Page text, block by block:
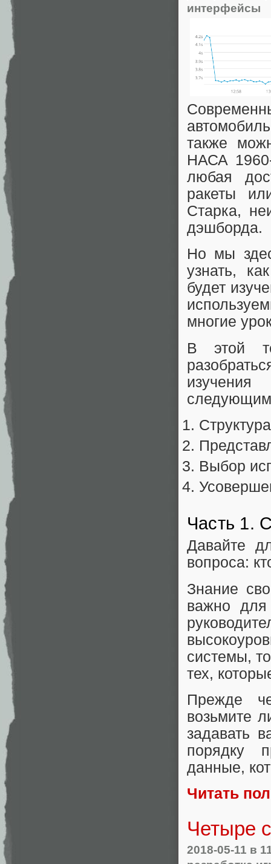
интерфейсы
также
НАСА
любая
ракеты
Старка,
дэшборда.
Но мы
узнать,
будет
многие
В этой
Выбор
Часть 1.
Давайте
вопроса:
Знание
важно
системы,
тех,
Прежде
возьмите
задавать
порядку
данные,
Читать
Четыре
2018-05-11 в